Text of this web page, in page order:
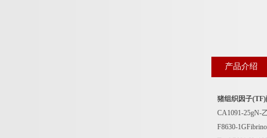
产品介绍
猪组织因子(TF)
CA1091-25gN-
F8630-